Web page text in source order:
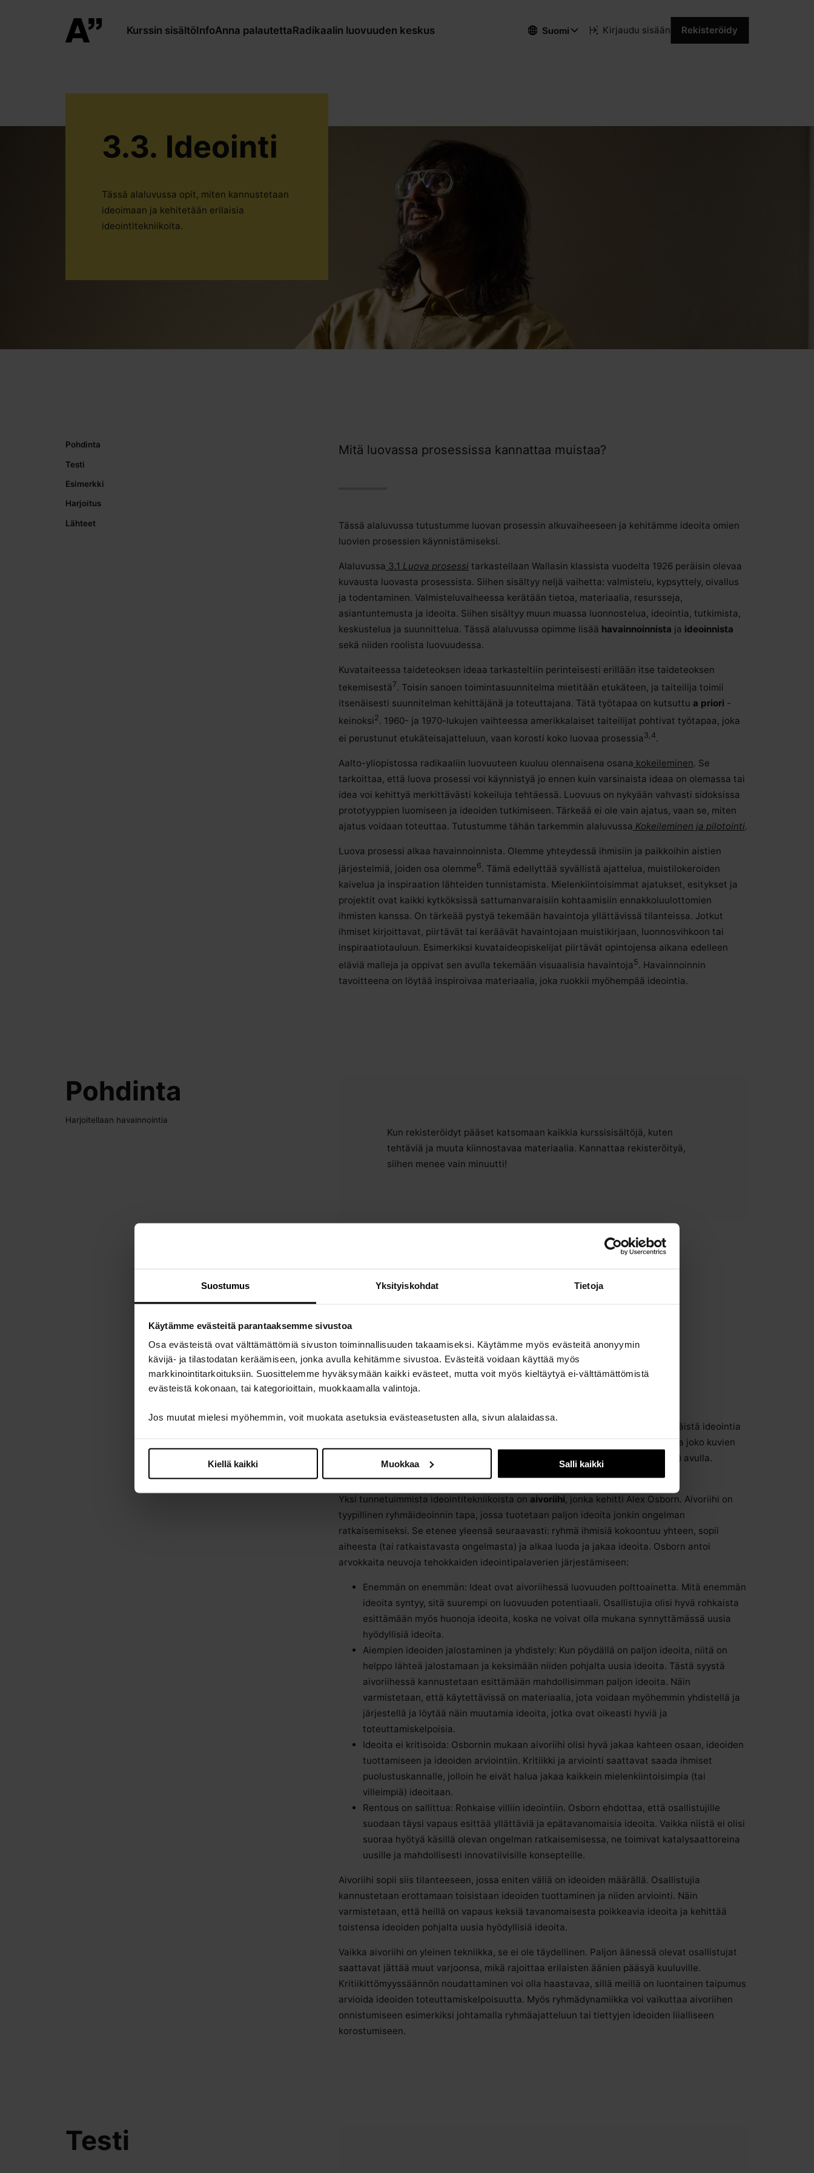
Suostumus Yksityiskohdat Tietoja
Käytämme evästeitä parantaaksemme sivustoa
Osa evästeistä ovat välttämättömiä sivuston toiminnallisuuden takaamiseksi. Käytämme myös evästeitä anonyymin
kävijä- ja tilastodatan keräämiseen, jonka avulla kehitämme sivustoa. Evästeitä voidaan käyttää myös
markkinointitarkoituksiin. Suosittelemme hyväksymään kaikki evästeet, mutta voit myös kieltäytyä ei-välttämättömistä
evästeistä kokonaan, tai kategorioittain, muokkaamalla valintoja.
Jos muutat mielesi myöhemmin, voit muokata asetuksia evästeasetusten alla, sivun alalaidassa.
Kiellä kaikki Muokkaa Salli kaikki
Kurssin sisältöInfoAnna palautettaRadikaalin luovuuden keskus Suomi Kirjaudu sisään Rekisteröidy
3.3. Ideointi
Tässä alaluvussa opit, miten kannustetaan
ideoimaan ja kehitetään erilaisia
ideointitekniikoita.
Pohdinta
Testi
Esimerkki
Harjoitus
Lähteet
Mitä luovassa prosessissa kannattaa muistaa?
Tässä alaluvussa tutustumme luovan prosessin alkuvaiheeseen ja kehitämme ideoita omien
luovien prosessien käynnistämiseksi.
Alaluvussa 3.1 Luova prosessi tarkastellaan Wallasin klassista vuodelta 1926 peräisin olevaa
kuvausta luovasta prosessista. Siihen sisältyy neljä vaihetta: valmistelu, kypsyttely, oivallus
ja todentaminen. Valmisteluvaiheessa kerätään tietoa, materiaalia, resursseja,
asiantuntemusta ja ideoita. Siihen sisältyy muun muassa luonnostelua, ideointia, tutkimista,
keskustelua ja suunnittelua. Tässä alaluvussa opimme lisää havainnoinnista ja ideoinnista
sekä niiden roolista luovuudessa.
Kuvataiteessa taideteoksen ideaa tarkasteltiin perinteisesti erillään itse taideteoksen
tekemisestä 7. Toisin sanoen toimintasuunnitelma mietitään etukäteen, ja taiteilija toimii
itsenäisesti suunnitelman kehittäjänä ja toteuttajana. Tätä työtapaa on kutsuttua priori -
keinoksi2. 1960- ja 1970-lukujen vaihteessa amerikkalaiset taiteilijat pohtivat työtapaa, joka
ei perustunut etukäteisajatteluun, vaan korosti koko luovaa prosessia 3,4.
Aalto-yliopistossa radikaaliin luovuuteen kuuluu olennaisena osana kokeileminen. Se
tarkoittaa, että luova prosessi voi käynnistyä jo ennen kuin varsinaista ideaa on olemassa tai
idea voi kehittyä merkittävästi kokeiluja tehtäessä. Luovuus on nykyään vahvasti sidoksissa
prototyyppien luomiseen ja ideoiden tutkimiseen. Tärkeää ei ole vain ajatus, vaan se, miten
ajatus voidaan toteuttaa. Tutustumme tähän tarkemmin alaluvussa Kokeileminen ja pilotointi.
Luova prosessi alkaa havainnoinnista. Olemme yhteydessä ihmisiin ja paikkoihin aistien
järjestelmiä, joiden osa olemme6. Tämä edellyttää syvällistä ajattelua, muistilokeroiden
kaivelua ja inspiraation lähteiden tunnistamista. Mielenkiintoisimmat ajatukset, esitykset ja
projektit ovat kaikki kytköksissä sattumanvaraisiin kohtaamisiin ennakkoluulottomien
ihmisten kanssa. On tärkeää pystyä tekemään havaintoja yllättävissä tilanteissa. Jotkut
ihmiset kirjoittavat, piirtävät tai keräävät havaintojaan muistikirjaan, luonnosvihkoon tai
inspiraatiotauluun. Esimerkiksi kuvataideopiskelijat piirtävät opintojensa aikana edelleen
eläviä malleja ja oppivat sen avulla tekemään visuaalisia havaintoja 5. Havainnoinnin
tavoitteena on löytää inspiroivaa materiaalia, joka ruokkii myöhempää ideointia.
Pohdinta
Harjoitellaan havainnointia
Kun rekisteröidyt pääset katsomaan kaikkia kurssisisältöjä, kuten
tehtäviä ja muuta kiinnostavaa materiaalia. Kannattaa rekisteröityä,
siihen menee vain minuutti!
Miten tuottaa paljon ideoita?
Valmisteluvaiheeseen voi kuulua myös aivoriihityyppistä ryhmäideointia, itsenäistä ideointia
ja tarkoituksellista mielen harhailun sallimista. Ideointi on ideoiden tuottamista joko kuvien
(esimerkiksi piirrosten tai valokuvien) tai sanojen (kirjoitettujen tai puhuttujen) avulla.
Yksi tunnetuimmista ideointitekniikoista on aivoriihi , jonka kehitti Alex Osborn. Aivoriihi on
tyypillinen ryhmäideoinnin tapa, jossa tuotetaan paljon ideoita jonkin ongelman
ratkaisemiseksi. Se etenee yleensä seuraavasti: ryhmä ihmisiä kokoontuu yhteen, sopii
aiheesta (tai ratkaistavasta ongelmasta) ja alkaa luoda ja jakaa ideoita. Osborn antoi
arvokkaita neuvoja tehokkaiden ideointipalaverien järjestämiseen:
Enemmän on enemmän: Ideat ovat aivoriihessä luovuuden polttoainetta. Mitä enemmän
ideoita syntyy, sitä suurempi on luovuuden potentiaali. Osallistujia olisi hyvä rohkaista
esittämään myös huonoja ideoita, koska ne voivat olla mukana synnyttämässä uusia
hyödyllisiä ideoita.
Aiempien ideoiden jalostaminen ja yhdistely: Kun pöydällä on paljon ideoita, niitä on
helppo lähteä jalostamaan ja keksimään niiden pohjalta uusia ideoita. Tästä syystä
aivoriihessä kannustetaan esittämään mahdollisimman paljon ideoita. Näin
varmistetaan, että käytettävissä on materiaalia, jota voidaan myöhemmin yhdistellä ja
järjestellä ja löytää näin muutamia ideoita, jotka ovat oikeasti hyviä ja
toteuttamiskelpoisia.
Ideoita ei kritisoida: Osbornin mukaan aivoriihi olisi hyvä jakaa kahteen osaan, ideoiden
tuottamiseen ja ideoiden arviointiin. Kritiikki ja arviointi saattavat saada ihmiset
puolustuskannalle, jolloin he eivät halua jakaa kaikkein mielenkiintoisimpia (tai
villeimpiä) ideoitaan.
Rentous on sallittua: Rohkaise villiin ideointiin. Osborn ehdottaa, että osallistujille
suodaan täysi vapaus esittää yllättäviä ja epätavanomaisia ideoita. Vaikka niistä ei olisi
suoraa hyötyä käsillä olevan ongelman ratkaisemisessa, ne toimivat katalysaattoreina
uusille ja mahdollisesti innovatiivisille konsepteille.
Aivoriihi sopii siis tilanteeseen, jossa eniten väliä on ideoiden määrällä. Osallistujia
kannustetaan erottamaan toisistaan ideoiden tuottaminen ja niiden arviointi. Näin
varmistetaan, että heillä on vapaus keksiä tavanomaisesta poikkeavia ideoita ja kehittää
toistensa ideoiden pohjalta uusia hyödyllisiä ideoita.
Vaikka aivoriihi on yleinen tekniikka, se ei ole täydellinen. Paljon äänessä olevat osallistujat
saattavat jättää muut varjoonsa, mikä rajoittaa erilaisten äänien pääsyä kuuluville.
Kritiikittömyyssäännön noudattaminen voi olla haastavaa, sillä meillä on luontainen taipumus
arvioida ideoiden toteuttamiskelpoisuutta. Myös ryhmädynamiikka voi vaikuttaa aivoriihen
onnistumiseen esimerkiksi johtamalla ryhmäajatteluun tai tiettyjen ideoiden liialliseen
korostumiseen.
Testi